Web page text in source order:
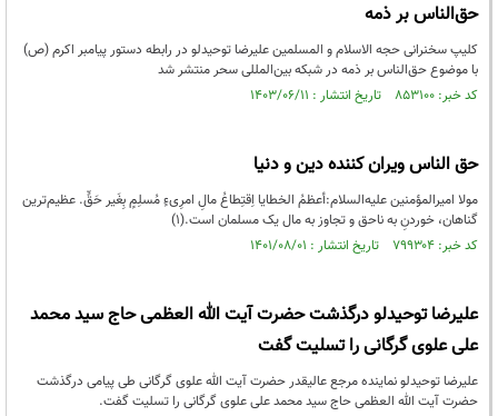
حق‌الناس بر ذمه
کلیپ سخنرانی حجه الاسلام و المسلمین علیرضا توحیدلو در رابطه دستور پیامبر اکرم (ص)
با موضوع حق‌الناس بر ذمه در شبکه بین‌المللی سحر منتشر شد
کد خبر: ۸۵۳۱۰۰ تاریخ انتشار : ۱۴۰۳/۰۶/۱۱
حق الناس ویران کننده دین و دنیا
مولا امیرالمؤمنین علیه‌السلام:أعظمُ الخطایا اِقتِطاعُ مالِ امرِیءٍ مُسلِمٍ بِغَیر حَقٍّ. عظیم‌ترین
گناهان، خوردنِ به ناحق و تجاوز به مال یک مسلمان است.(۱)
کد خبر: ۷۹۹۳۰۴ تاریخ انتشار : ۱۴۰۱/۰۸/۰۱
علیرضا توحیدلو درگذشت حضرت آیت الله العظمی حاج سید محمد
علی علوی گرگانی را تسلیت گفت
علیرضا توحیدلو نماینده مرجع عالیقدر حضرت آیت الله علوی گرگانی طی پیامی درگذشت
حضرت آیت الله العظمی حاج سید محمد علی علوی گرگانی را تسلیت گفت.